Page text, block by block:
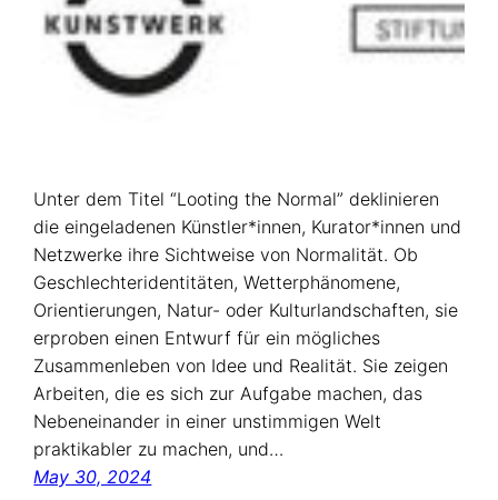
Unter dem Titel “Looting the Normal” deklinieren
die eingeladenen Künstler*innen, Kurator*innen und
Netzwerke ihre Sichtweise von Normalität. Ob
Geschlechteridentitäten, Wetterphänomene,
Orientierungen, Natur- oder Kulturlandschaften, sie
erproben einen Entwurf für ein mögliches
Zusammenleben von Idee und Realität. Sie zeigen
Arbeiten, die es sich zur Aufgabe machen, das
Nebeneinander in einer unstimmigen Welt
praktikabler zu machen, und…
May 30, 2024